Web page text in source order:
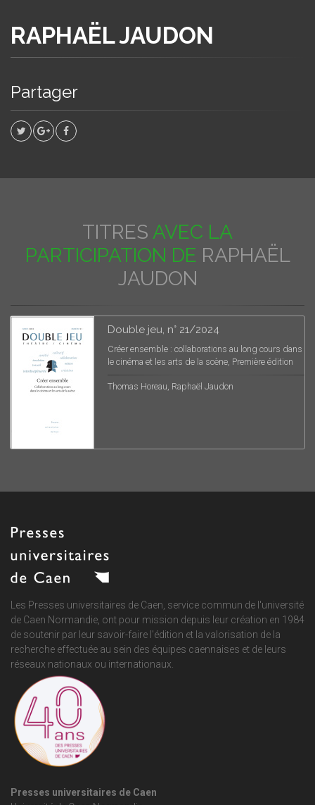
RAPHAËL JAUDON
Partager
TITRES AVEC LA
PARTICIPATION DE RAPHAËL
JAUDON
Double jeu, n° 21/2024
Créer ensemble : collaborations au long cours dans
le cinéma et les arts de la scène, Première édition
Thomas Horeau, Raphaël Jaudon
Les Presses universitaires de Caen, service commun de l'université
de Caen Normandie, ont pour mission depuis leur création en 1984
de soutenir par leur savoir-faire l'édition et la valorisation de la
recherche effectuée au sein des équipes caennaises et de leurs
réseaux nationaux ou internationaux.
Presses universitaires de Caen